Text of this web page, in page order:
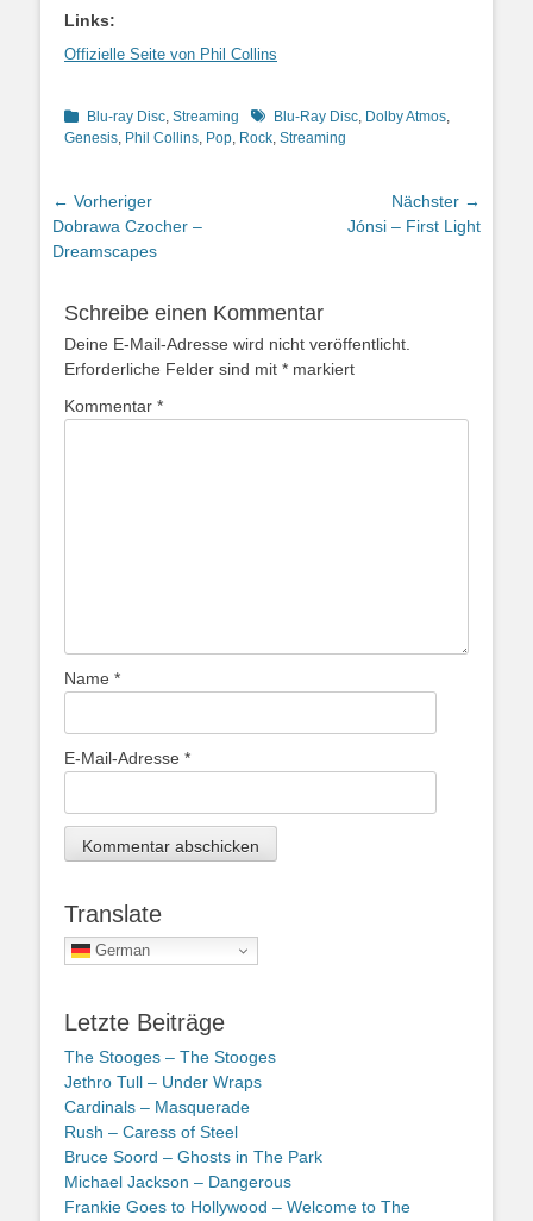
Links:
Offizielle Seite von Phil Collins
Kategorien
Blu-ray Disc, Streaming Schlagworte
Blu-Ray Disc, Dolby Atmos,
Genesis, Phil Collins, Pop, Rock, Streaming
Beitragsnavigation
← Vorheriger
Vorheriger
Beitrag:
Dobrawa Czocher –
Dreamscapes
Nächster →
Jónsi – First Light
Schreibe einen Kommentar
Deine E-Mail-Adresse wird nicht veröffentlicht.
Erforderliche Felder sind mit * markiert
Kommentar *
Name *
E-Mail-Adresse *
Translate
German
Letzte Beiträge
The Stooges – The Stooges
Jethro Tull – Under Wraps
Cardinals – Masquerade
Rush – Caress of Steel
Bruce Soord – Ghosts in The Park
Michael Jackson – Dangerous
Frankie Goes to Hollywood – Welcome to The